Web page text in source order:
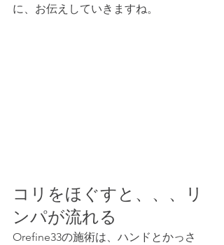
に、お伝えしていきますね。
コリをほぐすと、、、リ
ンパが流れる
Orefine33の施術は、ハンドとかっさ